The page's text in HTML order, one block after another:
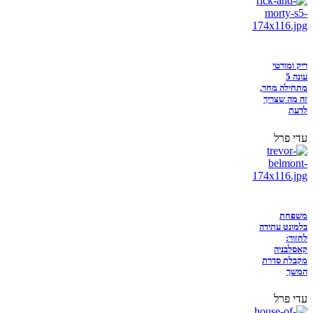
ריק ומורטי
עונה 5
מתחילה מחר,
זה מה שצריך
לדעת
עדי פרל
משפחת
בלמונט עתידה
לחזור:
קאסלבניה
מקבלת סדרת
המשך
עדי פרל